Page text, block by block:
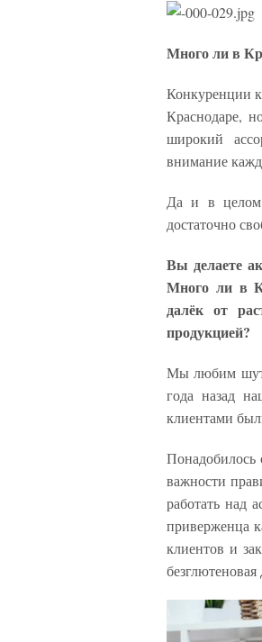
Много ли в
Конкуренции
Краснодаре,
широкий
внимание
Да и в целом,
достаточно
Вы делаете
Много ли в
далёк от
продукцией?
Мы любим
года назад
клиентами
Понадобилось
важности
работать над
приверженца
клиентов и
безглютеновая